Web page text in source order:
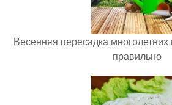
Весенняя пересадка многолетних
правильно